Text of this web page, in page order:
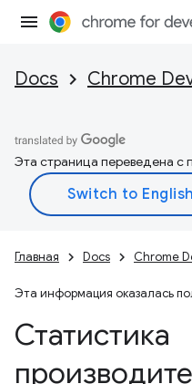
Docs Chrome
Эта страница переведена с
Главная Docs Chrome
Эта информация оказалась
Статистика